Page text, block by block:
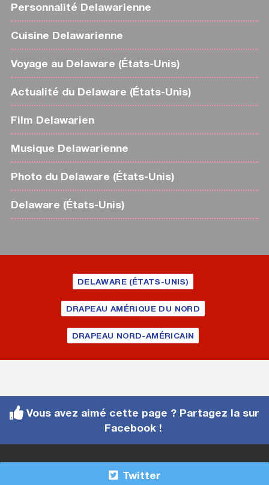
Personnalité Delawarienne
Cuisine Delawarienne
Voyage au Delaware (États-Unis)
Actualité du Delaware (États-Unis)
Film Delawarien
Musique Delawarienne
Photo du Delaware (États-Unis)
Delaware (États-Unis)
DELAWARE (ÉTATS-UNIS)
DRAPEAU AMÉRIQUE DU NORD
DRAPEAU NORD-AMÉRICAIN
Vous avez aimé cette page ? Partagez la sur
Facebook !
Twitter